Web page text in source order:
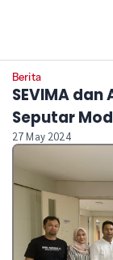
Berita
SEVIMA
Seputar
27 May 2024